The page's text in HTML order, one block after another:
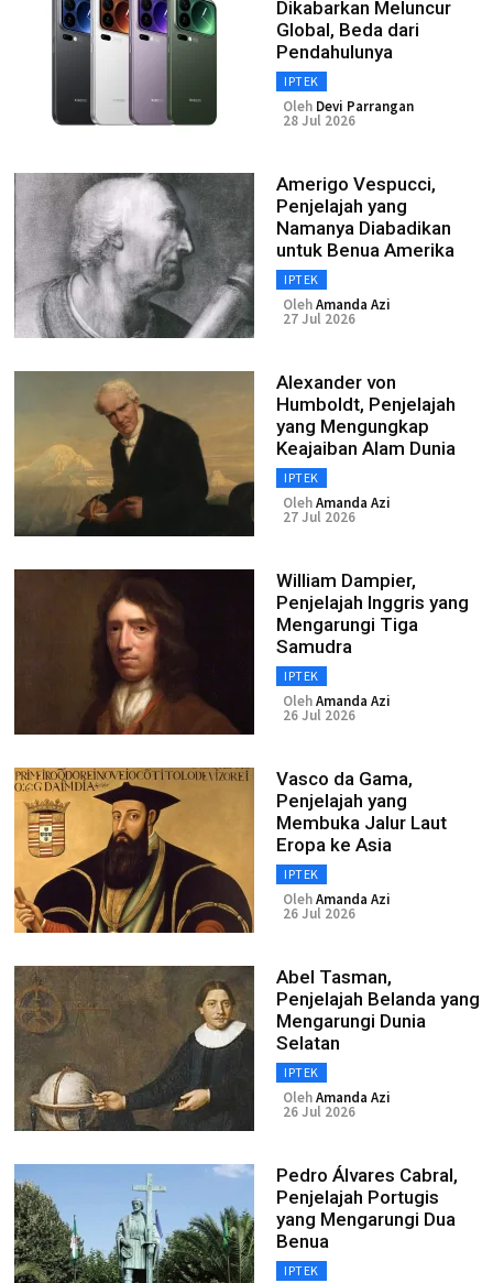
Dikabarkan Meluncur
Global, Beda dari
Pendahulunya
IPTEK
Oleh Devi Parrangan
28 Jul 2026
Amerigo Vespucci,
Penjelajah yang
Namanya Diabadikan
untuk Benua Amerika
IPTEK
OlehAmanda Azi
27 Jul 2026
Alexander von
Humboldt, Penjelajah
yang Mengungkap
Keajaiban Alam Dunia
IPTEK
OlehAmanda Azi
27 Jul 2026
William Dampier,
Penjelajah Inggris yang
Mengarungi Tiga
Samudra
IPTEK
OlehAmanda Azi
26 Jul 2026
Vasco da Gama,
Penjelajah yang
Membuka Jalur Laut
Eropa ke Asia
IPTEK
OlehAmanda Azi
26 Jul 2026
Abel Tasman,
Penjelajah Belanda yang
Mengarungi Dunia
Selatan
IPTEK
OlehAmanda Azi
26 Jul 2026
Pedro Álvares Cabral,
Penjelajah Portugis
yang Mengarungi Dua
Benua
IPTEK